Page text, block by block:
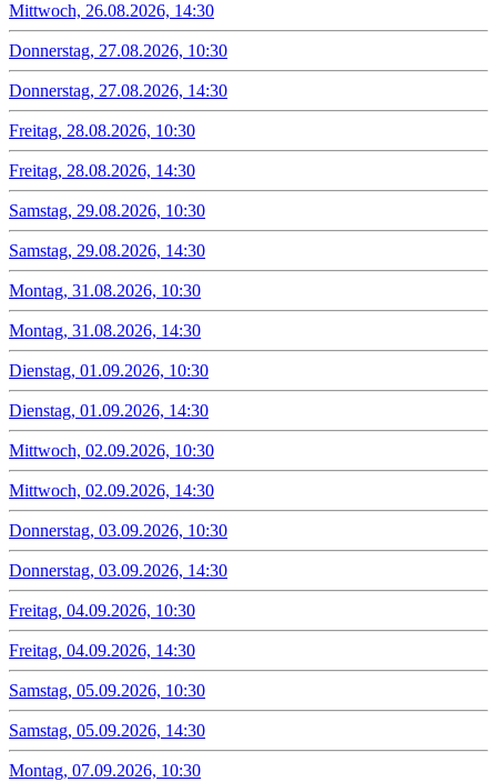
Mittwoch, 26.08.2026, 14:30
Donnerstag, 27.08.2026, 10:30
Donnerstag, 27.08.2026, 14:30
Freitag, 28.08.2026, 10:30
Freitag, 28.08.2026, 14:30
Samstag, 29.08.2026, 10:30
Samstag, 29.08.2026, 14:30
Montag, 31.08.2026, 10:30
Montag, 31.08.2026, 14:30
Dienstag, 01.09.2026, 10:30
Dienstag, 01.09.2026, 14:30
Mittwoch, 02.09.2026, 10:30
Mittwoch, 02.09.2026, 14:30
Donnerstag, 03.09.2026, 10:30
Donnerstag, 03.09.2026, 14:30
Freitag, 04.09.2026, 10:30
Freitag, 04.09.2026, 14:30
Samstag, 05.09.2026, 10:30
Samstag, 05.09.2026, 14:30
Montag, 07.09.2026, 10:30